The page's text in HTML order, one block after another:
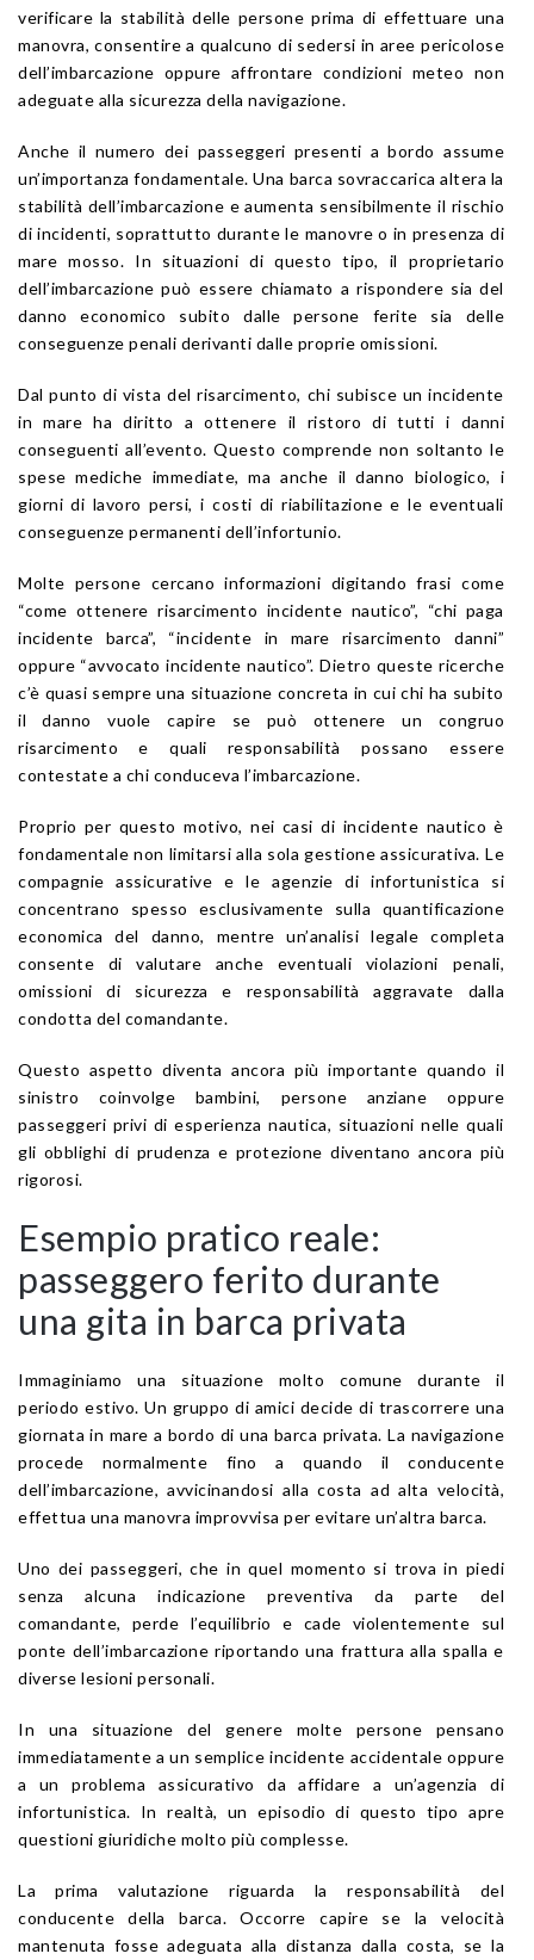
verificare la stabilità delle persone prima di effettuare una
manovra, consentire a qualcuno di sedersi in aree pericolose
dell’imbarcazione oppure affrontare condizioni meteo non
adeguate alla sicurezza della navigazione.
Anche il numero dei passeggeri presenti a bordo assume
un’importanza fondamentale. Una barca sovraccarica altera la
stabilità dell’imbarcazione e aumenta sensibilmente il rischio
di incidenti, soprattutto durante le manovre o in presenza di
mare mosso. In situazioni di questo tipo, il proprietario
dell’imbarcazione può essere chiamato a rispondere sia del
danno economico subito dalle persone ferite sia delle
conseguenze penali derivanti dalle proprie omissioni.
Dal punto di vista del risarcimento, chi subisce un incidente
in mare ha diritto a ottenere il ristoro di tutti i danni
conseguenti all’evento. Questo comprende non soltanto le
spese mediche immediate, ma anche il danno biologico, i
giorni di lavoro persi, i costi di riabilitazione e le eventuali
conseguenze permanenti dell’infortunio.
Molte persone cercano informazioni digitando frasi come
“come ottenere risarcimento incidente nautico”, “chi paga
incidente barca”, “incidente in mare risarcimento danni”
oppure “avvocato incidente nautico”. Dietro queste ricerche
c’è quasi sempre una situazione concreta in cui chi ha subito
il danno vuole capire se può ottenere un congruo
risarcimento e quali responsabilità possano essere
contestate a chi conduceva l’imbarcazione.
Proprio per questo motivo, nei casi di incidente nautico è
fondamentale non limitarsi alla sola gestione assicurativa. Le
compagnie assicurative e le agenzie di infortunistica si
concentrano spesso esclusivamente sulla quantificazione
economica del danno, mentre un’analisi legale completa
consente di valutare anche eventuali violazioni penali,
omissioni di sicurezza e responsabilità aggravate dalla
condotta del comandante.
Questo aspetto diventa ancora più importante quando il
sinistro coinvolge bambini, persone anziane oppure
passeggeri privi di esperienza nautica, situazioni nelle quali
gli obblighi di prudenza e protezione diventano ancora più
rigorosi.
Esempio pratico reale:
passeggero ferito durante
una gita in barca privata
Immaginiamo una situazione molto comune durante il
periodo estivo. Un gruppo di amici decide di trascorrere una
giornata in mare a bordo di una barca privata. La navigazione
procede normalmente fino a quando il conducente
dell’imbarcazione, avvicinandosi alla costa ad alta velocità,
effettua una manovra improvvisa per evitare un’altra barca.
Uno dei passeggeri, che in quel momento si trova in piedi
senza alcuna indicazione preventiva da parte del
comandante, perde l’equilibrio e cade violentemente sul
ponte dell’imbarcazione riportando una frattura alla spalla e
diverse lesioni personali.
In una situazione del genere molte persone pensano
immediatamente a un semplice incidente accidentale oppure
a un problema assicurativo da affidare a un’agenzia di
infortunistica. In realtà, un episodio di questo tipo apre
questioni giuridiche molto più complesse.
La prima valutazione riguarda la responsabilità del
conducente della barca. Occorre capire se la velocità
mantenuta fosse adeguata alla distanza dalla costa, se la